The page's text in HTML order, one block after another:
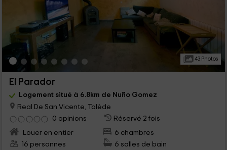
43 Photos
El Parador
Logement situé à 6.8km de Nuño Gomez
Real De San Vicente, Tolède
0 opinions
Réservé 2 fois
Louer en entier
6 chambres
16 personnes
6 salles de bain